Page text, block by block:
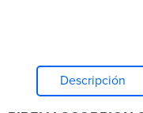
Descripción